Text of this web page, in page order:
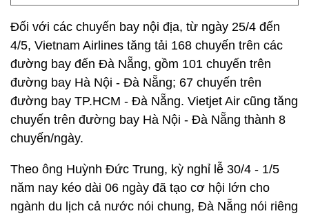
Đối với các chuyến bay nội địa, từ ngày 25/4 đến
4/5, Vietnam Airlines tăng tải 168 chuyến trên các
đường bay đến Đà Nẵng, gồm 101 chuyến trên
đường bay Hà Nội - Đà Nẵng; 67 chuyến trên
đường bay TP.HCM - Đà Nẵng. Vietjet Air cũng tăng
chuyến trên đường bay Hà Nội - Đà Nẵng thành 8
chuyến/ngày.
Theo ông Huỳnh Đức Trung, kỳ nghỉ lễ 30/4 - 1/5
năm nay kéo dài 06 ngày đã tạo cơ hội lớn cho
ngành du lịch cả nước nói chung, Đà Nẵng nói riêng